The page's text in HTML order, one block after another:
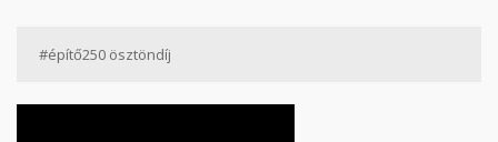
#építő250 ösztöndíj